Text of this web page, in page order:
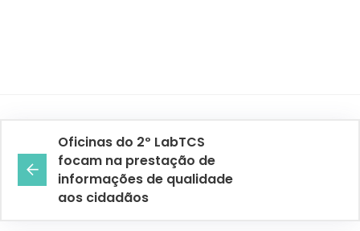
Oficinas do 2º LabTCS
focam na prestação de
informações de qualidade
aos cidadãos